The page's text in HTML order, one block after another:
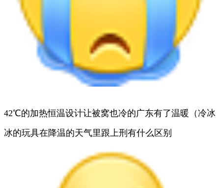
42℃的加热恒温设计让被窝也冷的广东有了温暖（冷冰
冰的玩具在降温的天气里跟上刑有什么区别